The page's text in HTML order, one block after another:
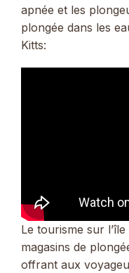
apnée et les
plongée dans les
Kitts:
Le tourisme sur
magasins de
offrant aux